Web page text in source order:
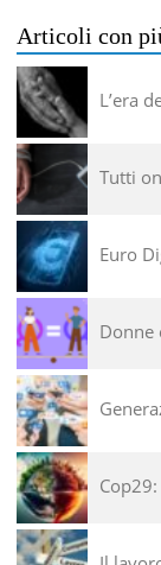
Articoli con
L’era
Tutti
Euro
Donne